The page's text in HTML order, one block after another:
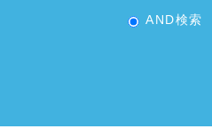
AND検索